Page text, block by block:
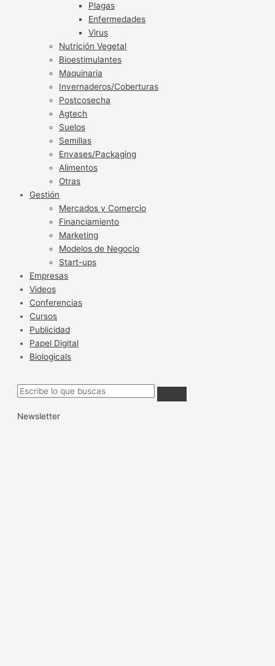
Plagas
Enfermedades
Virus
Nutrición Vegetal
Bioestimulantes
Maquinaria
Invernaderos/Coberturas
Postcosecha
Agtech
Suelos
Semillas
Envases/Packaging
Alimentos
Otras
Gestión
Mercados y Comercio
Financiamiento
Marketing
Modelos de Negocio
Start-ups
Empresas
Videos
Conferencias
Cursos
Publicidad
Papel Digital
Biologicals
Newsletter